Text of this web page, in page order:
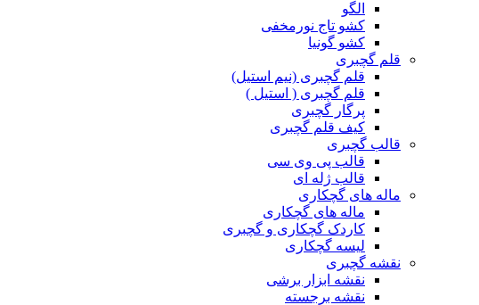
الگو
کشو تاج نورمخفی
کشو گونیا
قلم گچبری
قلم گچبری (نیم استیل)
قلم گچبری ( استیل )
پرگار گچبری
کیف قلم گچبری
قالب گچبری
قالب پی وی سی
قالب ژله ای
ماله های گچکاری
ماله های گچکاری
کاردک گچکاری و گچبری
لیسه گچکاری
نقشه گچبری
نقشه ابزار برشی
نقشه برجسته